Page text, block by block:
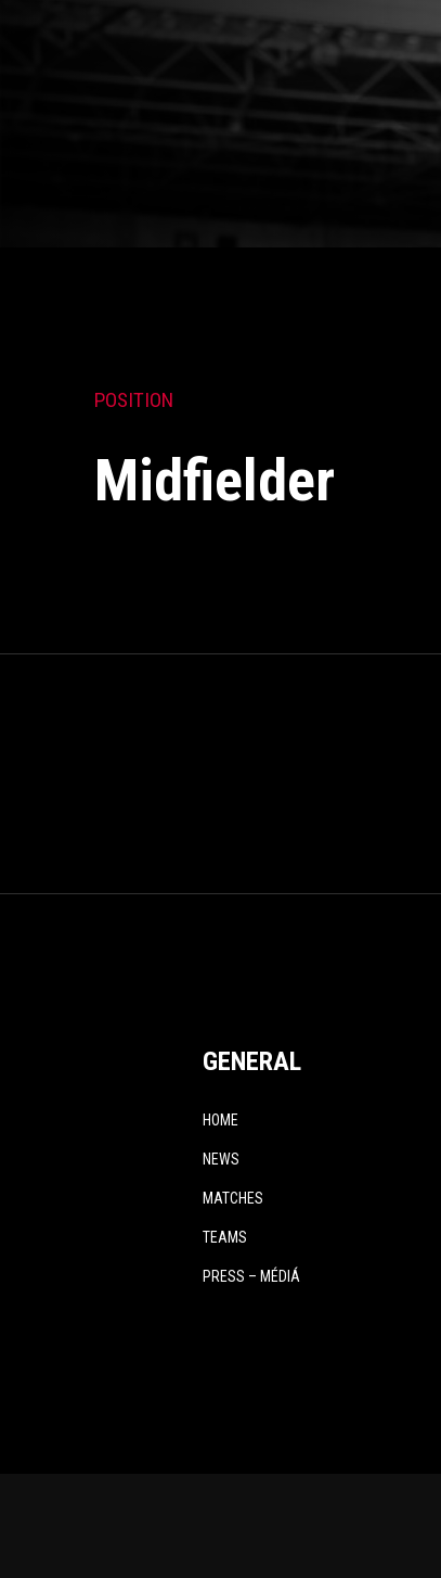
POSITION
Midfielder
GENERAL
HOME
NEWS
MATCHES
TEAMS
PRESS – MÉDIÁ